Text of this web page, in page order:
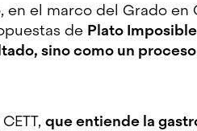
en el marco del Grado en
de Plato
sino como un
que entiende la